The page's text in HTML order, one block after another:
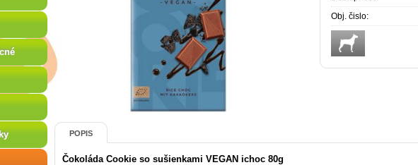
Obj. čislo:
POPIS
Čokoláda Cookie so sušienkami VEGAN ichoc 80g